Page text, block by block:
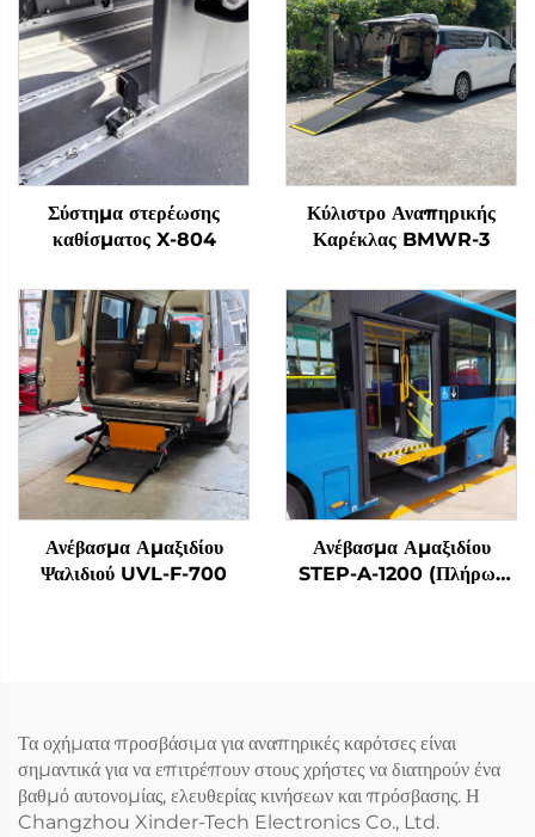
Σύστημα στερέωσης
καθίσματος X-804
Κύλιστρο Αναπηρικής
Καρέκλας BMWR-3
Ανέβασμα Αμαξιδίου
Ψαλιδιού UVL-F-700
Ανέβασμα Αμαξιδίου
STEP-A-1200 (Πλήρως
Τα οχήματα προσβάσιμα για αναπηρικές καρότσες είναι
σημαντικά για να επιτρέπουν στους χρήστες να διατηρούν ένα
βαθμό αυτονομίας, ελευθερίας κινήσεων και πρόσβασης. Η
Changzhou Xinder-Tech Electronics Co., Ltd.